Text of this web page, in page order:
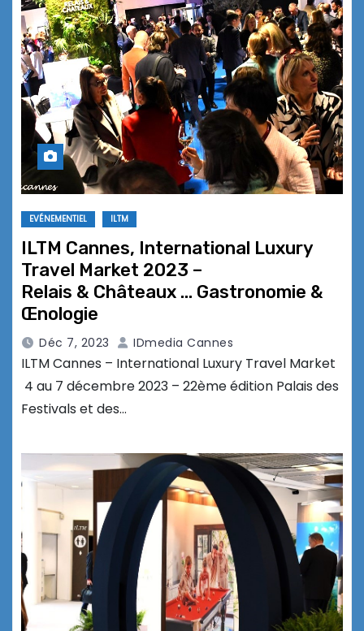
EVÉNEMENTIEL ILTM
ILTM Cannes, International Luxury
Travel Market 2023 –
Relais & Châteaux … Gastronomie &
Œnologie
Déc 7, 2023 IDmedia Cannes
ILTM Cannes – International Luxury Travel Market
4 au 7 décembre 2023 – 22ème édition Palais des
Festivals et des…